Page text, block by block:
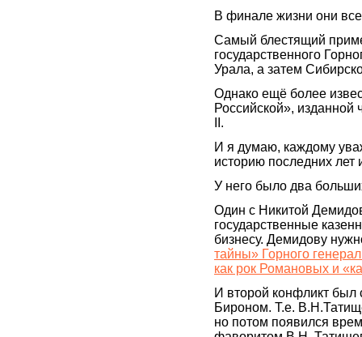
В финале жизни они
Самый блестящий
государственного
Урала, а затем
Однако ещё более
Российской», изданной
II.
И я думаю, каждому
историю последних
У него было два
Один с Никитой
государственные
бизнесу. Демидову
тайны» Горного
как рок Романовых и
И второй конфликт
Бироном. Т.е.
но потом появился